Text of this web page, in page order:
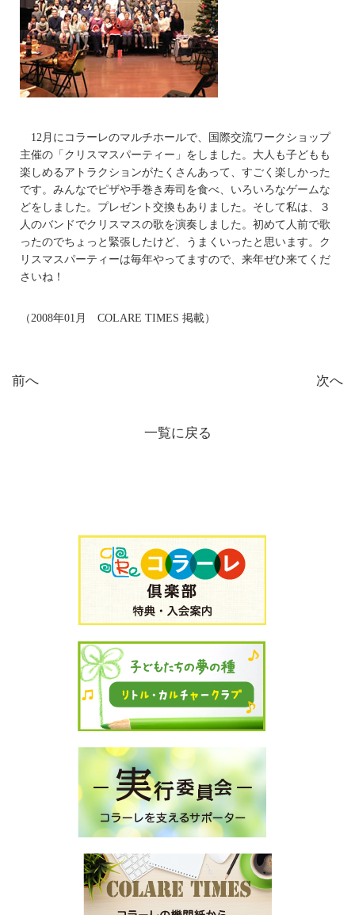
12月にコラーレのマルチホールで、国際交流ワークショップ
主催の「クリスマスパーティー」をしました。大人も子どもも
楽しめるアトラクションがたくさんあって、すごく楽しかった
です。みんなでピザや手巻き寿司を食べ、いろいろなゲームな
どをしました。プレゼント交換もありました。そして私は、３
人のバンドでクリスマスの歌を演奏しました。初めて人前で歌
ったのでちょっと緊張したけど、うまくいったと思います。ク
リスマスパーティーは毎年やってますので、来年ぜひ来てくだ
さいね！
（2008年01月 COLARE TIMES 掲載）
前へ 次へ
一覧に戻る